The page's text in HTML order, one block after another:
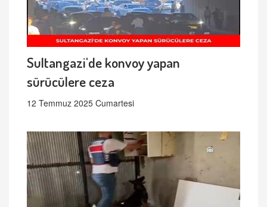
Sultangazi'de konvoy yapan
sürücülere ceza
12 Temmuz 2025 Cumartesi